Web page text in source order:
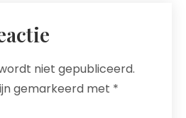
niet gepubliceerd.
gemarkeerd met *